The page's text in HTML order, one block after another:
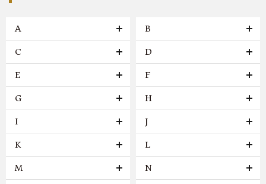
A B
C D
E F
G H
I J
K L
M N